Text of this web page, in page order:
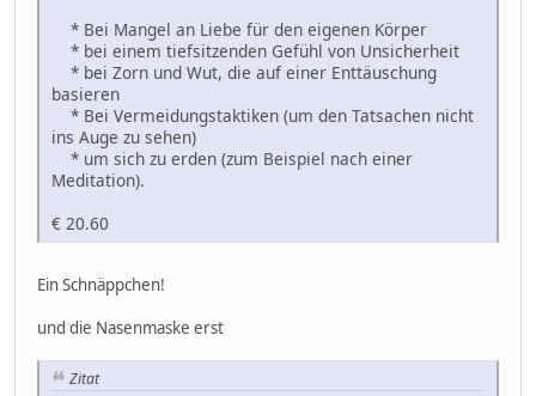
* Bei Mangel an Liebe für den eigenen Körper
* bei einem tiefsitzenden Gefühl von Unsicherheit
* bei Zorn und Wut, die auf einer Enttäuschung
basieren
* Bei Vermeidungstaktiken (um den Tatsachen nicht
ins Auge zu sehen)
* um sich zu erden (zum Beispiel nach einer
Meditation).
€ 20.60
Ein Schnäppchen!
und die Nasenmaske erst
Zitat